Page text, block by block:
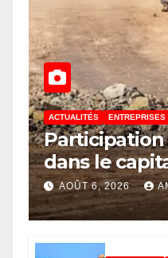
ACTUALITÉS ENTREPRISES
Participation
dans le
sociétés
questions
AOÛT 6, 2026